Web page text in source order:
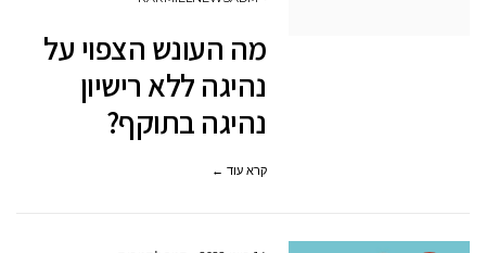
על
נהיגה
ללא
מה העונש הצפוי על
נהיגה ללא רישיון
נהיגה בתוקף?
קרא עוד ←